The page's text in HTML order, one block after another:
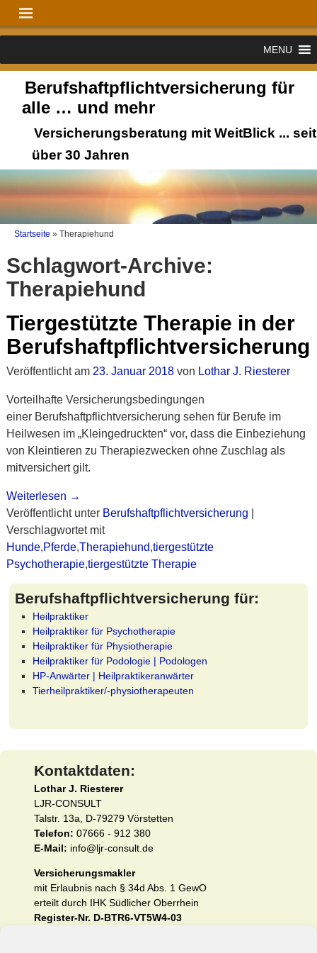
MENU
Berufshaftpflichtversicherung für
alle … und mehr
Versicherungsberatung mit WeitBlick ... seit
über 30 Jahren
Startseite » Therapiehund
Schlagwort-Archive:
Therapiehund
Tiergestützte Therapie in der
Berufshaftpflichtversicherung
Veröffentlicht am 23. Januar 2018 von Lothar J. Riesterer
Vorteilhafte Versicherungsbedingungen
einer Berufshaftpflichtversicherung sehen für Berufe im
Heilwesen im „Kleingedruckten“ vor, dass die Einbeziehung
von Kleintieren zu Therapiezwecken ohne Zuschlag als
mitversichert gilt.
Weiterlesen →
Veröffentlicht unter Berufshaftpflichtversicherung
Verschlagwortet mit
Hunde,Pferde,Therapiehund,tiergestützte
Psychotherapie,tiergestützte Therapie
Berufshaftpflichtversicherung für:
Heilpraktiker
Heilpraktiker für Psychotherapie
Heilpraktiker für Physiotherapie
Heilpraktiker für Podologie | Podologen
HP-Anwärter | Heilpraktikeranwärter
Tierheilpraktiker/-physiotherapeuten
Kontaktdaten:
Lothar J. Riesterer
LJR-CONSULT
Talstr. 13a, D-79279 Vörstetten
Telefon: 07666 - 912 380
E-Mail: info@ljr-consult.de
Versicherungsmakler
mit Erlaubnis nach § 34d Abs. 1 GewO
erteilt durch IHK Südlicher Oberrhein
Register-Nr. D-BTR6-VT5W4-03